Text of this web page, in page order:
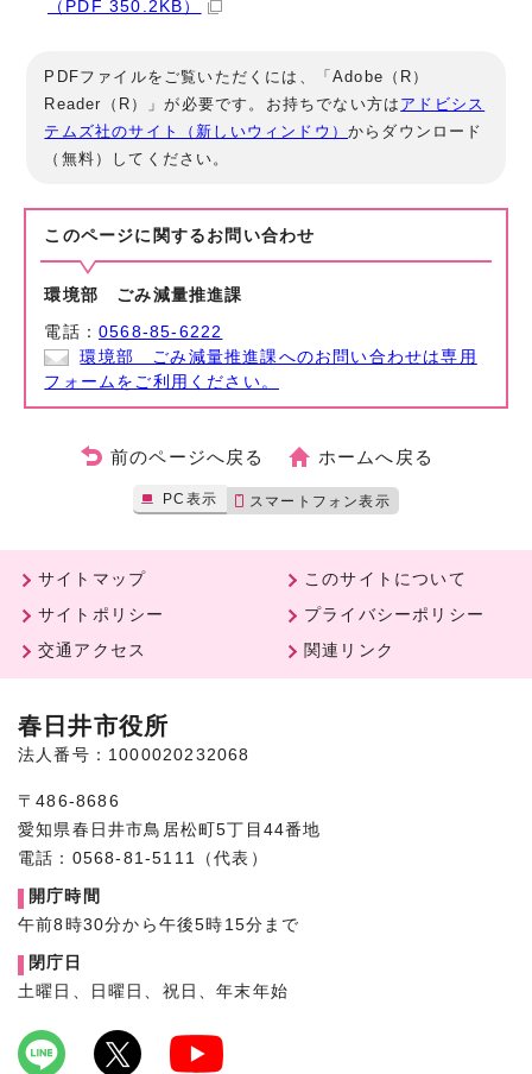
（PDF 350.2KB）
PDFファイルをご覧いただくには、「Adobe（R）
Reader（R）」が必要です。お持ちでない方は アドビシス
テムズ社のサイト（新しいウィンドウ）からダウンロード
（無料）してください。
このページに関する お問い合わせ
環境部 ごみ減量推進課
電話：0568-85-6222
環境部 ごみ減量推進課へのお問い合わせは専用
フォームをご利用ください。
前のページへ戻る ホームへ戻る
PC表示 スマートフォン表示
サイトマップ
このサイトについて
サイトポリシー
プライバシーポリシー
交通アクセス
関連リンク
春日井市役所
法人番号：1000020232068
〒486-8686
愛知県春日井市鳥居松町5丁目44番地
電話：0568-81-5111（代表）
開庁時間
午前8時30分から午後5時15分まで
閉庁日
土曜日、日曜日、祝日、年末年始